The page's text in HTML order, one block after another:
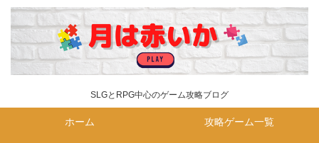
SLGとRPG中心のゲーム攻略ブログ
ホーム 攻略ゲーム一覧